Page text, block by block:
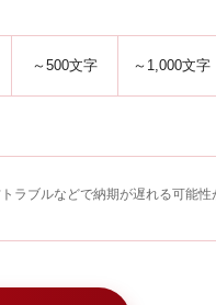
～500文字 ～1,000文字
ブルなどで納期が遅れる可能性